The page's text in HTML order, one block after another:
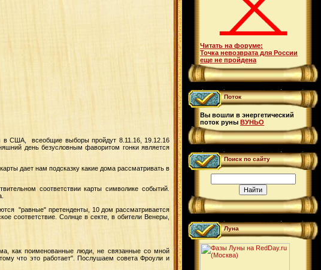
в США, всеобщие выборы пройдут 8.11.16, 19.12.16
день безусловным фаворитом гонки является
дает нам подсказку какие дома рассматривать в
соответствии карты символике событий.
"равные" претенденты, 10 дом рассматривается
соответствие. Солнце в секте, в обители Венеры,
как поименованные люди, не связанные со мной
что это работает". Послушаем совета Фроули и
Читать на форуме:
Точка невозврата для России
еще не пройдена
Поток
Вы вошли в энергетический
поток руны ВУНЬО
Поиск по сайту
Луна